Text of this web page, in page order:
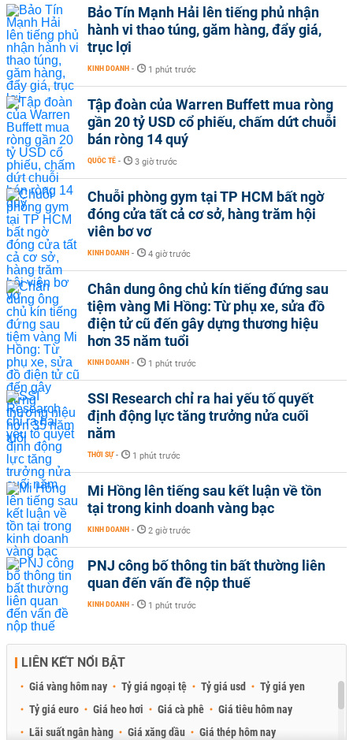
Bảo Tín Mạnh Hải lên tiếng phủ nhận
hành vi thao túng, găm hàng, đẩy giá,
trục lợi
KINH DOANH - 1 phút trước
Tập đoàn của Warren Buffett mua ròng
gần 20 tỷ USD cổ phiếu, chấm dứt chuỗi
bán ròng 14 quý
QUỐC TẾ - 3 giờ trước
Chuỗi phòng gym tại TP HCM bất ngờ
đóng cửa tất cả cơ sở, hàng trăm hội
viên bơ vơ
KINH DOANH - 4 giờ trước
Chân dung ông chủ kín tiếng đứng sau
tiệm vàng Mi Hồng: Từ phụ xe, sửa đồ
điện tử cũ đến gây dựng thương hiệu
hơn 35 năm tuổi
KINH DOANH - 1 phút trước
SSI Research chỉ ra hai yếu tố quyết
định động lực tăng trưởng nửa cuối
năm
THỜI SỰ - 1 phút trước
Mi Hồng lên tiếng sau kết luận về tồn
tại trong kinh doanh vàng bạc
KINH DOANH - 2 giờ trước
PNJ công bố thông tin bất thường liên
quan đến vấn đề nộp thuế
KINH DOANH - 1 phút trước
LIÊN KẾT NỔI BẬT
Giá vàng hôm nay Tỷ giá ngoại tệ Tỷ giá usd
Tỷ giá yen
Tỷ giá euro
Giá heo hơi Giá cà phê
Giá tiêu hôm nay
Lãi suất ngân hàng
Giá xăng dầu Giá thép hôm nay